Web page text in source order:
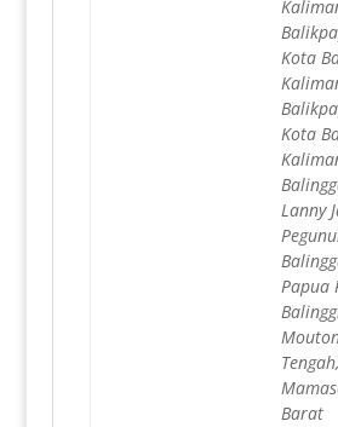
Kota
Kota
Lanny
Papua
Barat